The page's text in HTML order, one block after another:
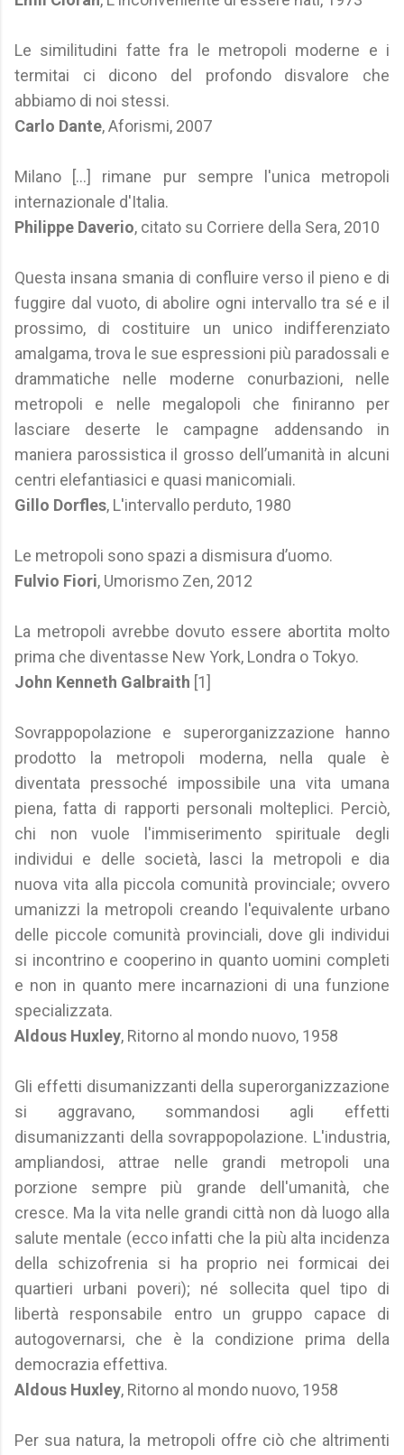
Le similitudini fatte fra le metropoli moderne e i
termitai ci dicono del profondo disvalore che
abbiamo di noi stessi.
Carlo Dante, Aforismi, 2007
Milano [...] rimane pur sempre l'unica metropoli
internazionale d'Italia.
Philippe Daverio, citato su Corriere della Sera, 2010
Questa insana smania di confluire verso il pieno e di
fuggire dal vuoto, di abolire ogni intervallo tra sé e il
prossimo, di costituire un unico indifferenziato
amalgama, trova le sue espressioni più paradossali e
drammatiche nelle moderne conurbazioni, nelle
metropoli e nelle megalopoli che finiranno per
lasciare deserte le campagne addensando in
maniera parossistica il grosso dell’umanità in alcuni
centri elefantiasici e quasi manicomiali.
Gillo Dorfles, L'intervallo perduto, 1980
Le metropoli sono spazi a dismisura d’uomo.
Fulvio Fiori, Umorismo Zen, 2012
La metropoli avrebbe dovuto essere abortita molto
prima che diventasse New York, Londra o Tokyo.
John Kenneth Galbraith [1]
Sovrappopolazione e superorganizzazione hanno
prodotto la metropoli moderna, nella quale è
diventata pressoché impossibile una vita umana
piena, fatta di rapporti personali molteplici. Perciò,
chi non vuole l'immiserimento spirituale degli
individui e delle società, lasci la metropoli e dia
nuova vita alla piccola comunità provinciale; ovvero
umanizzi la metropoli creando l'equivalente urbano
delle piccole comunità provinciali, dove gli individui
si incontrino e cooperino in quanto uomini completi
e non in quanto mere incarnazioni di una funzione
specializzata.
Aldous Huxley, Ritorno al mondo nuovo, 1958
Gli effetti disumanizzanti della superorganizzazione
si aggravano, sommandosi agli effetti
disumanizzanti della sovrappopolazione. L'industria,
ampliandosi, attrae nelle grandi metropoli una
porzione sempre più grande dell'umanità, che
cresce. Ma la vita nelle grandi città non dà luogo alla
salute mentale (ecco infatti che la più alta incidenza
della schizofrenia si ha proprio nei formicai dei
quartieri urbani poveri); né sollecita quel tipo di
libertà responsabile entro un gruppo capace di
autogovernarsi, che è la condizione prima della
democrazia effettiva.
Aldous Huxley, Ritorno al mondo nuovo, 1958
Per sua natura, la metropoli offre ciò che altrimenti